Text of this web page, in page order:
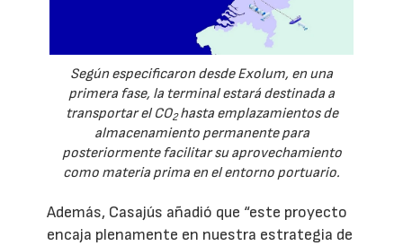
Según especificaron desde Exolum, en una
primera fase, la terminal estará destinada a
transportar el CO2hasta emplazamientos de
almacenamiento permanente para
posteriormente facilitar su aprovechamiento
como materia prima en el entorno portuario.
Además, Casajús añadió que “este proyecto
encaja plenamente en nuestra estrategia de